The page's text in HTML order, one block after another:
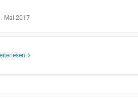
Mai 2017